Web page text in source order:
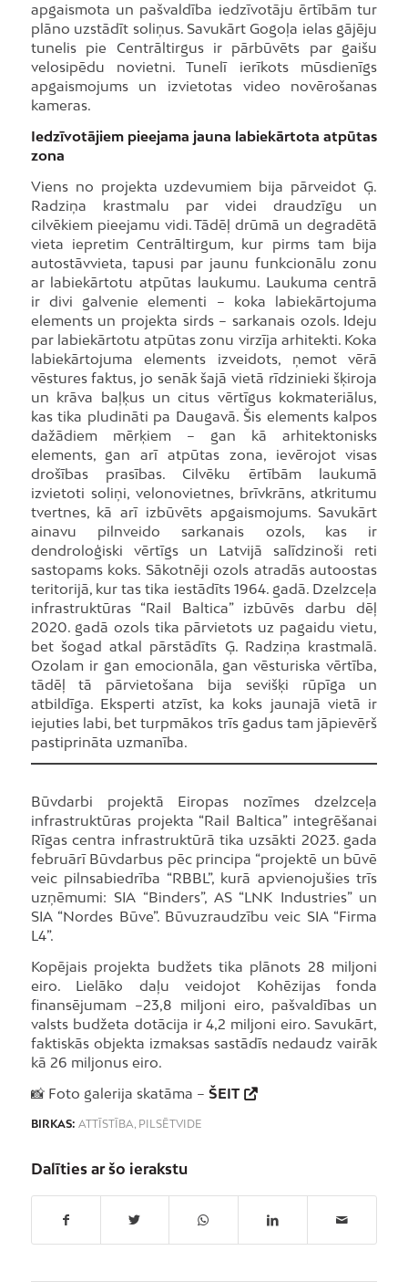
apgaismota un pašvaldība iedzīvotāju ērtībām tur
plāno uzstādīt soliņus. Savukārt Gogoļa ielas gājēju
tunelis pie Centrāltirgus ir pārbūvēts par gaišu
velosipēdu novietni. Tunelī ierīkots mūsdienīgs
apgaismojums un izvietotas video novērošanas
kameras.
Iedzīvotājiem pieejama jauna labiekārtota atpūtas
zona
Viens no projekta uzdevumiem bija pārveidot Ģ.
Radziņa krastmalu par videi draudzīgu un
cilvēkiem pieejamu vidi. Tādēļ drūmā un degradētā
vieta iepretim Centrāltirgum, kur pirms tam bija
autostāvvieta, tapusi par jaunu funkcionālu zonu
ar labiekārtotu atpūtas laukumu. Laukuma centrā
ir divi galvenie elementi – koka labiekārtojuma
elements un projekta sirds – sarkanais ozols. Ideju
par labiekārtotu atpūtas zonu virzīja arhitekti. Koka
labiekārtojuma elements izveidots, ņemot vērā
vēstures faktus, jo senāk šajā vietā rīdzinieki šķiroja
un krāva baļķus un citus vērtīgus kokmateriālus,
kas tika pludināti pa Daugavā. Šis elements kalpos
dažādiem mērķiem – gan kā arhitektonisks
elements, gan arī atpūtas zona, ievērojot visas
drošības prasības. Cilvēku ērtībām laukumā
izvietoti soliņi, velonovietnes, brīvkrāns, atkritumu
tvertnes, kā arī izbūvēts apgaismojums. Savukārt
ainavu pilnveido sarkanais ozols, kas ir
dendroloģiski vērtīgs un Latvijā salīdzinoši reti
sastopams koks. Sākotnēji ozols atradās autoostas
teritorijā, kur tas tika iestādīts 1964. gadā. Dzelzceļa
infrastruktūras “Rail Baltica” izbūvēs darbu dēļ
2020. gadā ozols tika pārvietots uz pagaidu vietu,
bet šogad atkal pārstādīts Ģ. Radziņa krastmalā.
Ozolam ir gan emocionāla, gan vēsturiska vērtība,
tādēļ tā pārvietošana bija sevišķi rūpīga un
atbildīga. Eksperti atzīst, ka koks jaunajā vietā ir
iejuties labi, bet turpmākos trīs gadus tam jāpievērš
pastiprināta uzmanība.
Būvdarbi projektā Eiropas nozīmes dzelzceļa
infrastruktūras projekta “Rail Baltica” integrēšanai
Rīgas centra infrastruktūrā tika uzsākti 2023. gada
februārī Būvdarbus pēc principa “projektē un būvē
veic pilnsabiedrība “RBBL”, kurā apvienojušies trīs
uzņēmumi: SIA “Binders”, AS “LNK Industries” un
SIA “Nordes Būve”. Būvuzraudzību veic SIA “Firma
L4”.
Kopējais projekta budžets tika plānots 28 miljoni
eiro. Lielāko daļu veidojot Kohēzijas fonda
finansējumam –23,8 miljoni eiro, pašvaldības un
valsts budžeta dotācija ir 4,2 miljoni eiro. Savukārt,
faktiskās objekta izmaksas sastādīs nedaudz vairāk
kā 26 miljonus eiro.
📸 Foto galerija skatāma – ŠEIT
BIRKAS: ATTĪSTĪBA, PILSĒTVIDE
Dalīties ar šo ierakstu